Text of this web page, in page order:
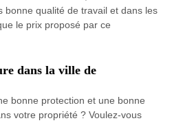
bonne qualité de travail et dans les
le prix proposé par ce
dans la ville de
bonne protection et une bonne
votre propriété ? Voulez-vous